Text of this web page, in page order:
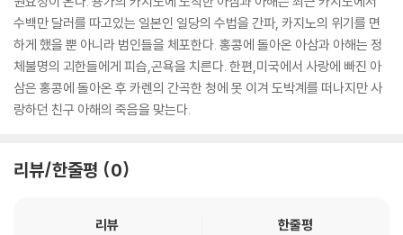
수백만 달러를 따고있는 일본인 일당의 수법을 간파, 카지노의 위기를 면
하게 했을 뿐 아니라 범인들을 체포한다. 홍콩에 돌아온 아삼과 아해는 정
체불명의 괴한들에게 피습,곤욕을 치른다. 한편,미국에서 사랑에 빠진 아
삼은 홍콩에 돌아온 후 카렌의 간곡한 청에 못 이겨 도박계를 떠나지만 사
랑하던 친구 아해의 죽음을 맞는다.
리뷰/한줄평 0
리뷰
한줄평